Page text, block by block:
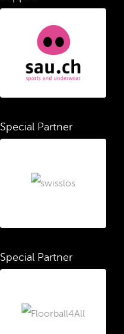
Special Partner
Special Partner